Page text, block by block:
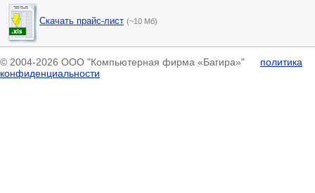
Скачать прайс-лист (~10 Мб)
© 2004-2026 ООО "Компьютерная фирма «Багира»" политика
конфиденциальности